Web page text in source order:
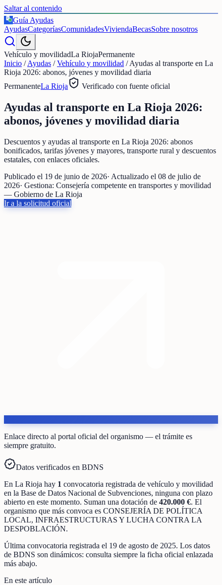
Saltar al contenido
€
Guía Ayudas
AyudasCategoríasComunidadesViviendaBecasSobre nosotros
Vehículo y movilidadLa RiojaPermanente
Inicio /Ayudas /Vehículo y movilidad /Ayudas al transporte en La
Rioja 2026: abonos, jóvenes y movilidad diaria
PermanenteLa Rioja Verificado con fuente oficial
Ayudas al transporte en La Rioja 2026:
abonos, jóvenes y movilidad diaria
Descuentos y ayudas al transporte en La Rioja 2026: abonos
bonificados, tarifas jóvenes y mayores, transporte rural y descuentos
estatales, con enlaces oficiales.
Publicado el 19 de junio de 2026· Actualizado el 08 de julio de
2026· Gestiona: Consejería competente en transportes y movilidad
— Gobierno de La Rioja
Ir a la solicitud oficial
Enlace directo al portal oficial del organismo — el trámite es
siempre gratuito.
Datos verificados en BDNS
En La Rioja hay 1 convocatoria registrada de vehículo y movilidad
en la Base de Datos Nacional de Subvenciones, ninguna con plazo
abierto en este momento. Suman una dotación de 420.000 €. El
organismo que más convoca es CONSEJERÍA DE POLÍTICA
LOCAL, INFRAESTRUCTURAS Y LUCHA CONTRA LA
DESPOBLACIÓN.
Última convocatoria registrada el 19 de agosto de 2025. Los datos
de BDNS son dinámicos: consulta siempre la ficha oficial enlazada
más abajo.
En este artículo